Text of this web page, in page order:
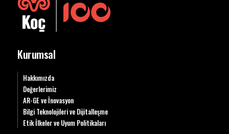
Kurumsal
Hakkımızda
Değerlerimiz
AR-GE ve İnovasyon
Bilgi Teknolojileri ve Dijitalleşme
Etik İlkeler ve Uyum Politikaları